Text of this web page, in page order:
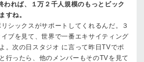
われば、１万２千人規模のもっとビック
すね。
リシックスがサポートしてくれるんだ。３
ブを見て、世界で一番エキサイティング
。次の日スタジオ に言って昨日TVでポ
行ったら、他のメンバーもそのTVを見て